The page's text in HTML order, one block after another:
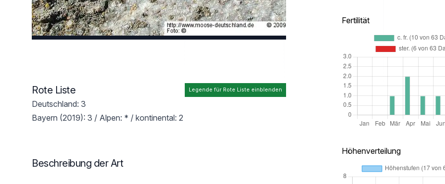
Fertilität
Höhenverteilung
Legende für Rote Liste einblenden
Rote Liste
Deutschland: 3
Bayern (2019): 3 / Alpen: * / kontinental: 2
Beschreibung der Art